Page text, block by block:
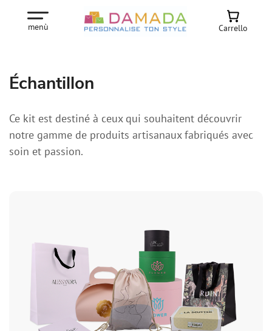
menù Carrello
Échantillon
Ce kit est destiné à ceux qui souhaitent découvrir
notre gamme de produits artisanaux fabriqués avec
soin et passion.